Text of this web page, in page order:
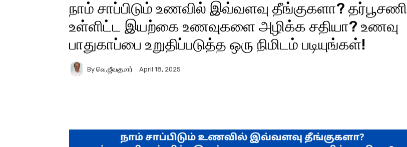
நாம் சாப்பிடும் உணவில் இவ்வளவு தீங்குகளா? தர்பூசணி
உள்ளிட்ட இயற்கை உணவுகளை அழிக்க சதியா? உணவு
பாதுகாப்பை உறுதிப்படுத்த ஒரு நிமிடம் படியுங்கள்!
By வெ.ஜீவகுமார் April 18, 2025